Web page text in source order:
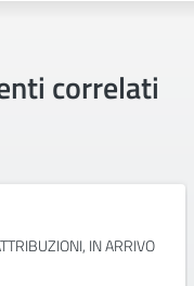
correlati
IN ARRIVO